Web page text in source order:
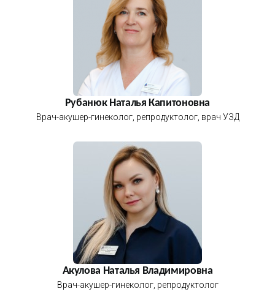
Рубанюк Наталья Капитоновна
Врач-акушер-гинеколог, репродуктолог, врач УЗД
Акулова Наталья Владимировна
Врач-акушер-гинеколог, репродуктолог